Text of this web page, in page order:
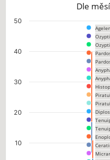
Dle
Chart
Bar chart with 200 data series.
The chart has 1 X axis displaying
The chart has 1 Y axis displaying
10
20
30
40
50